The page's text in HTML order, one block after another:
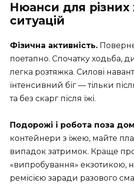
Нюанси для
ситуацій
Фізична активність.
поетапно. Спочатку ходьба,
легка розтяжка. Силові
інтенсивний біг — тільки
та без скарг після їжі.
Подорожі і робота поза
контейнери з їжею, майте
випадок затримок. Краще
«випробування» екзотикою,
ремісією заради разового